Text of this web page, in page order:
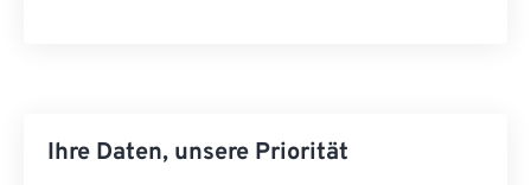
Ihre Daten, unsere Priorität